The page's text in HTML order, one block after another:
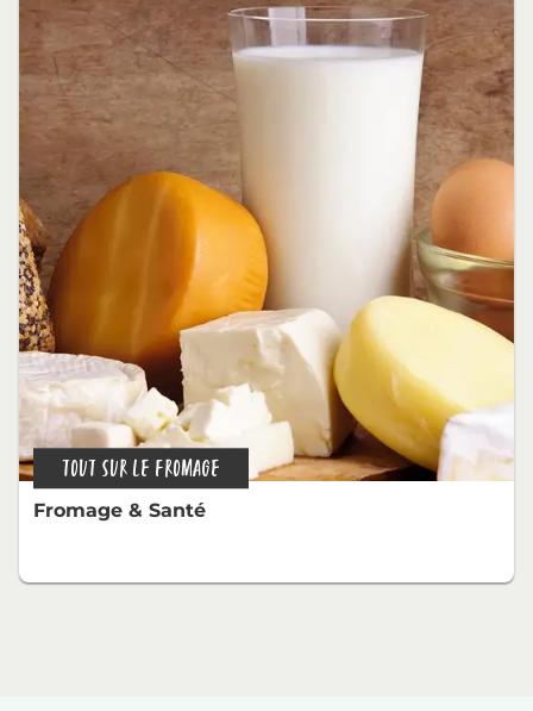
TOUT SUR LE FROMAGE
Fromage & Santé